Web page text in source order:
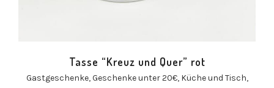
Tasse “Kreuz und Quer” rot
Gastgeschenke,Geschenke unter 20€, Küche und Tisch,